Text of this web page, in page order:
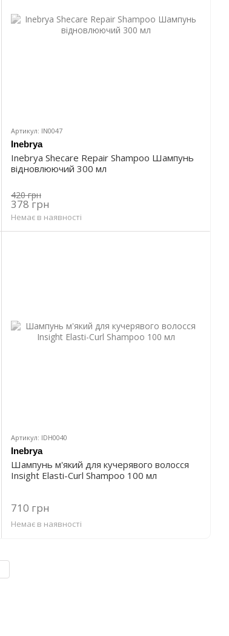
Артикул: IN0047
Inebrya
Inebrya Sheсare Repair Shampoo Шампунь
відновлюючий 300 мл
420 грн
378 грн
Немає в наявності
Артикул: IDH0040
Inebrya
Шампунь м'який для кучерявого волосся
Insight Elasti-Curl Shampoo 100 мл
710 грн
Немає в наявності